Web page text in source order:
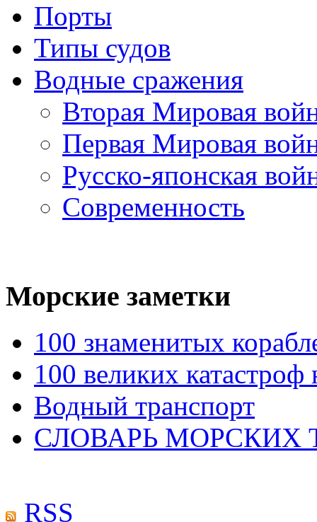
Порты
Типы судов
Водные сражения
Вторая Мировая
Первая Мировая
Русско-японская
Современность
Морские заметки
100 знаменитых
100 великих катастроф
Водный транспорт
СЛОВАРЬ МОРСКИХ
RSS